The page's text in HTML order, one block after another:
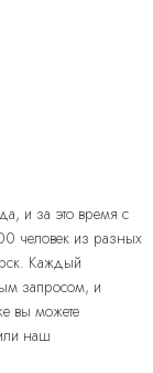
и за это время с
человек из разных
Каждый
запросом, и
вы можете
наш